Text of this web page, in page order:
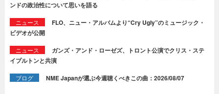
ンドの政治性について思いを語る
ニュース
FLO、ニュー・アルバムより“Cry Ugly”のミュージック・
ビデオが公開
ニュース
ガンズ・アンド・ローゼズ、トロント公演でクリス・ステ
イプルトンと共演
ブログ NME Japanが選ぶ今週聴くべきこの曲：2026/08/07